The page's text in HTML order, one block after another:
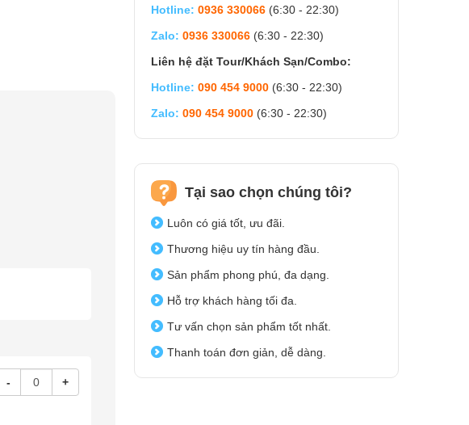
- +
Hotline: 0936 330066 (6:30 - 22:30)
Zalo: 0936 330066 (6:30 - 22:30)
Liên hệ đặt Tour/Khách Sạn/Combo:
Hotline: 090 454 9000 (6:30 - 22:30)
Zalo: 090 454 9000 (6:30 - 22:30)
Tại sao chọn chúng tôi?
Luôn có giá tốt, ưu đãi.
Thương hiệu uy tín hàng đầu.
Sản phẩm phong phú, đa dạng.
Hỗ trợ khách hàng tối đa.
Tư vấn chọn sản phẩm tốt nhất.
Thanh toán đơn giản, dễ dàng.